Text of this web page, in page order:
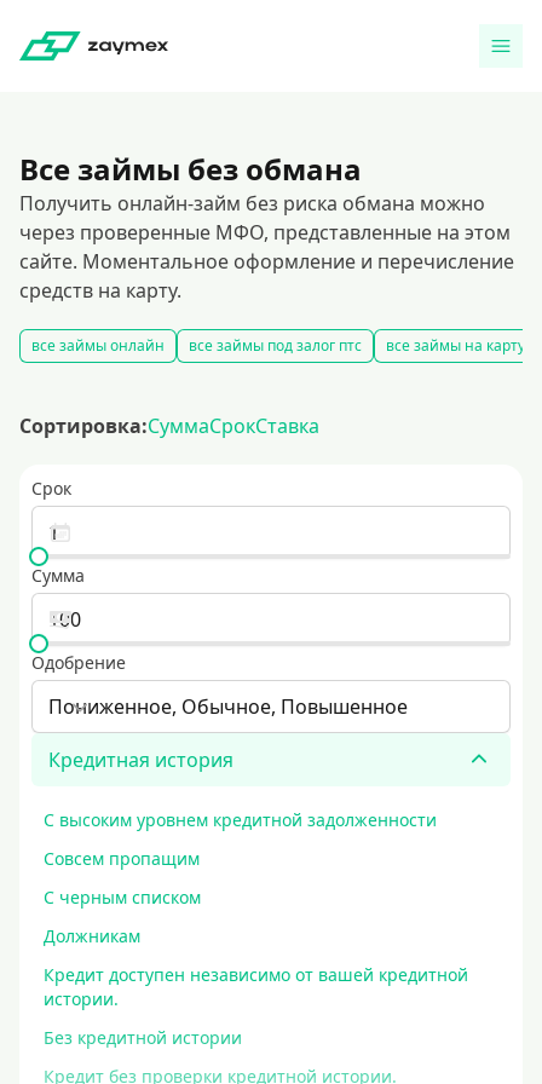
Все займы без обмана
Получить онлайн-займ без риска обмана можно
через проверенные МФО, представленные на этом
сайте. Моментальное оформление и перечисление
средств на карту.
все займы онлайн все займы под залог птс все займы на карту
Сортировка:СуммаСрокСтавка
Срок
Сумма
Одобрение
Пониженное, Обычное, Повышенное
Кредитная история
С высоким уровнем кредитной задолженности
Совсем пропащим
С черным списком
Должникам
Кредит доступен независимо от вашей кредитной
истории.
Без кредитной истории
Кредит без проверки кредитной истории.